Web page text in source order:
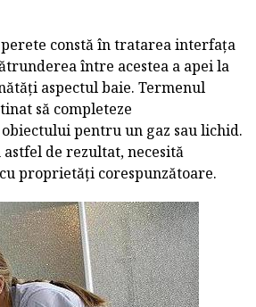
constă în tratarea interfața
între acestea a apei la
aspectul baie. Termenul
să completeze
pentru un gaz sau lichid.
de rezultat, necesită
proprietăți corespunzătoare.